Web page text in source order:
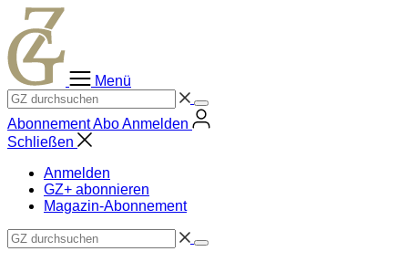
Zum
Inhalt
springen
Menü
AbonnementAboAnmelden
Schließen
Anmelden
GZ+ abonnieren
Magazin-Abonnement